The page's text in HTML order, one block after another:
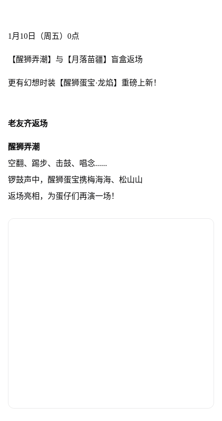
1月10日（周五）0点
【醒狮弄潮】与【月落苗疆】盲盒返场
更有幻想时装【醒狮蛋宝·龙焰】重磅上新！
老友齐返场
醒狮弄潮
空翻、踢步、击鼓、唱念......
锣鼓声中，醒狮蛋宝携梅海海、松山山
返场亮相，为蛋仔们再演一场！